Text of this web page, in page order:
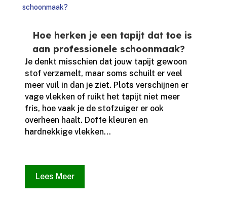
Hoe herken je een tapijt dat toe is
aan professionele schoonmaak?
Je denkt misschien dat jouw tapijt gewoon
stof verzamelt, maar soms schuilt er veel
meer vuil in dan je ziet.​ Plots verschijnen er
vage vlekken of ruikt het tapijt niet meer
fris, hoe vaak je de stofzuiger er ook
overheen haalt.​ Doffe kleuren en
hardnekkige vlekken...
Lees Meer